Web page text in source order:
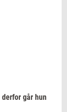
der­for går hun